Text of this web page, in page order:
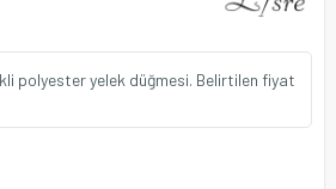
polyester yelek düğmesi. Belirtilen fiyat